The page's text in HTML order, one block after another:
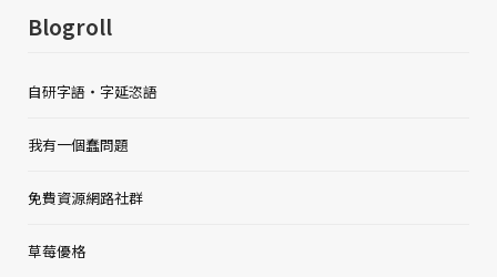
Blogroll
自研字語・字延恣語
我有一個蠢問題
免費資源網路社群
草莓優格